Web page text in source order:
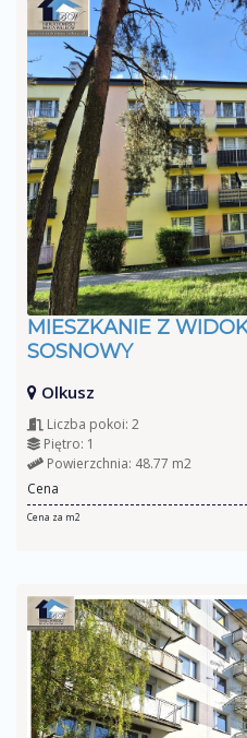
MIESZKANIE Z
SOSNOWY
Olkusz
Liczba pokoi: 2
Piętro: 1
Powierzchnia: 48.77 m2
Cena
Cena za m2